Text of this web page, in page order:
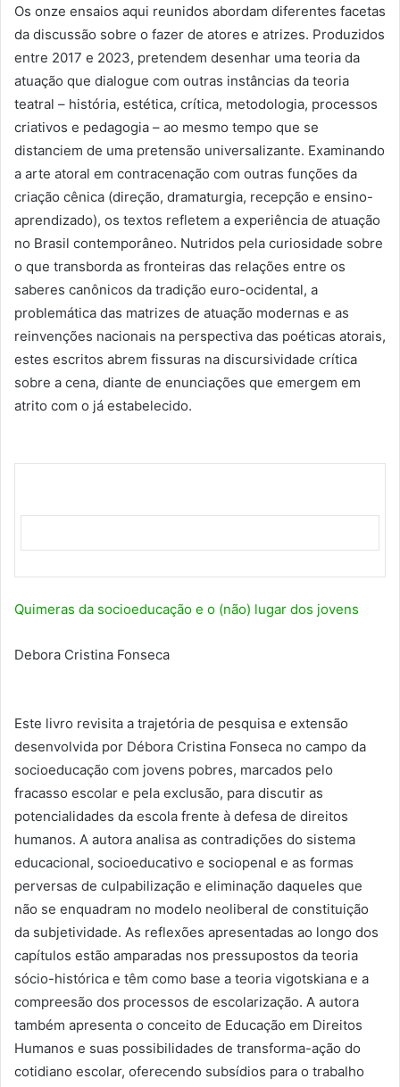
Os onze ensaios aqui reunidos abordam diferentes facetas
da discussão sobre o fazer de atores e atrizes. Produzidos
entre 2017 e 2023, pretendem desenhar uma teoria da
atuação que dialogue com outras instâncias da teoria
teatral – história, estética, crítica, metodologia, processos
criativos e pedagogia – ao mesmo tempo que se
distanciem de uma pretensão universalizante. Examinando
a arte atoral em contracenação com outras funções da
criação cênica (direção, dramaturgia, recepção e ensino-
aprendizado), os textos refletem a experiência de atuação
no Brasil contemporâneo. Nutridos pela curiosidade sobre
o que transborda as fronteiras das relações entre os
saberes canônicos da tradição euro-ocidental, a
problemática das matrizes de atuação modernas e as
reinvenções nacionais na perspectiva das poéticas atorais,
estes escritos abrem fissuras na discursividade crítica
sobre a cena, diante de enunciações que emergem em
atrito com o já estabelecido.
Quimeras da socioeducação e o (não) lugar dos jovens
Debora Cristina Fonseca
Este livro revisita a trajetória de pesquisa e extensão
desenvolvida por Débora Cristina Fonseca no campo da
socioeducação com jovens pobres, marcados pelo
fracasso escolar e pela exclusão, para discutir as
potencialidades da escola frente à defesa de direitos
humanos. A autora analisa as contradições do sistema
educacional, socioeducativo e sociopenal e as formas
perversas de culpabilização e eliminação daqueles que
não se enquadram no modelo neoliberal de constituição
da subjetividade. As reflexões apresentadas ao longo dos
capítulos estão amparadas nos pressupostos da teoria
sócio-histórica e têm como base a teoria vigotskiana e a
compreesão dos processos de escolarização. A autora
também apresenta o conceito de Educação em Direitos
Humanos e suas possibilidades de transforma-ação do
cotidiano escolar, oferecendo subsídios para o trabalho